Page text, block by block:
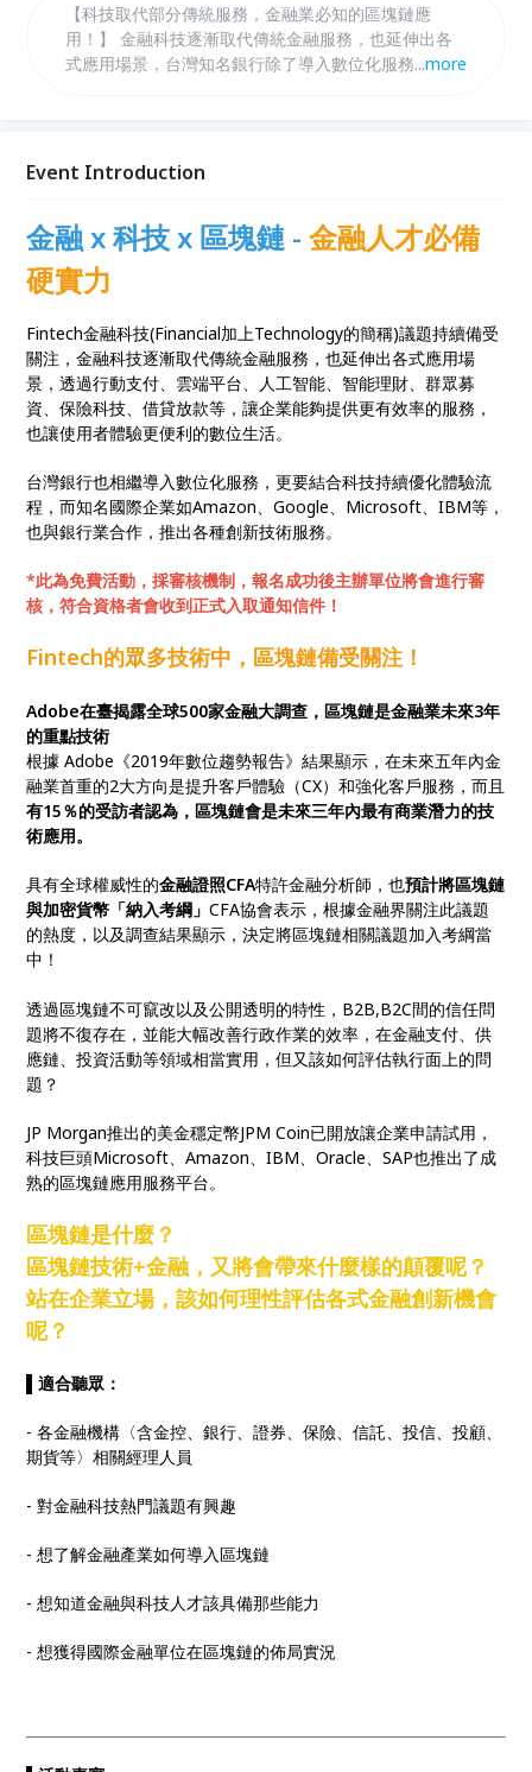
【科技取代部分傳統服務，金融業必知的區塊鏈應
用！】 金融科技逐漸取代傳統金融服務，也延伸出各
式應用場景，台灣知名銀行除了導入數位化服務，更要
鏈備受關注！】Adobe《2019年數位趨勢報告》結果
師，也預計將區塊鏈與加密貨幣「納入考綱」
...more
Event Introduction
金融 x 科技 x 區塊鏈 - 金融人才必備
硬實力
Fintech金融科技(Financial加上Technology的簡稱)議題持續備受
關注，金融科技逐漸取代傳統金融服務，也延伸出各式應用場
景，透過行動支付、雲端平台、人工智能、智能理財、群眾募
資、保險科技、借貸放款等，讓企業能夠提供更有效率的服務，
也讓使用者體驗更便利的數位生活。
台灣銀行也相繼導入數位化服務，更要結合科技持續優化體驗流
程，而知名國際企業如Amazon、Google、Microsoft、IBM等，
也與銀行業合作，推出各種創新技術服務。
*此為免費活動，採審核機制，報名成功後主辦單位將會進行審
核，符合資格者會收到正式入取通知信件！
Fintech的眾多技術中，區塊鏈備受關注！
Adobe在臺揭露全球500家金融大調查，區塊鏈是金融業未來3年
的重點技術
根據 Adobe《2019年數位趨勢報告》結果顯示，在未來五年內金
融業首重的2大方向是提升客戶體驗（CX）和強化客戶服務，而且
有15％的受訪者認為，區塊鏈會是未來三年內最有商業潛力的技
術應用。
具有全球權威性的金融證照CFA特許金融分析師，也預計將區塊鏈
與加密貨幣「納入考綱」CFA協會表示，根據金融界關注此議題
的熱度，以及調查結果顯示，決定將區塊鏈相關議題加入考綱當
中！
透過區塊鏈不可竄改以及公開透明的特性，B2B,B2C間的信任問
題將不復存在，並能大幅改善行政作業的效率，在金融支付、供
應鏈、投資活動等領域相當實用，但又該如何評估執行面上的問
題？
JP Morgan推出的美金穩定幣JPM Coin已開放讓企業申請試用，
科技巨頭Microsoft、Amazon、IBM、Oracle、SAP也推出了成
熟的區塊鏈應用服務平台。
區塊鏈是什麼？
區塊鏈技術+金融，又將會帶來什麼樣的顛覆呢？
站在企業立場，該如何理性評估各式金融創新機會
呢？
▌適合聽眾：
- 各金融機構〈含金控、銀行、證券、保險、信託、投信、投顧、
期貨等〉相關經理人員
- 對金融科技熱門議題有興趣
- 想了解金融產業如何導入區塊鏈
- 想知道金融與科技人才該具備那些能力
- 想獲得國際金融單位在區塊鏈的佈局實況